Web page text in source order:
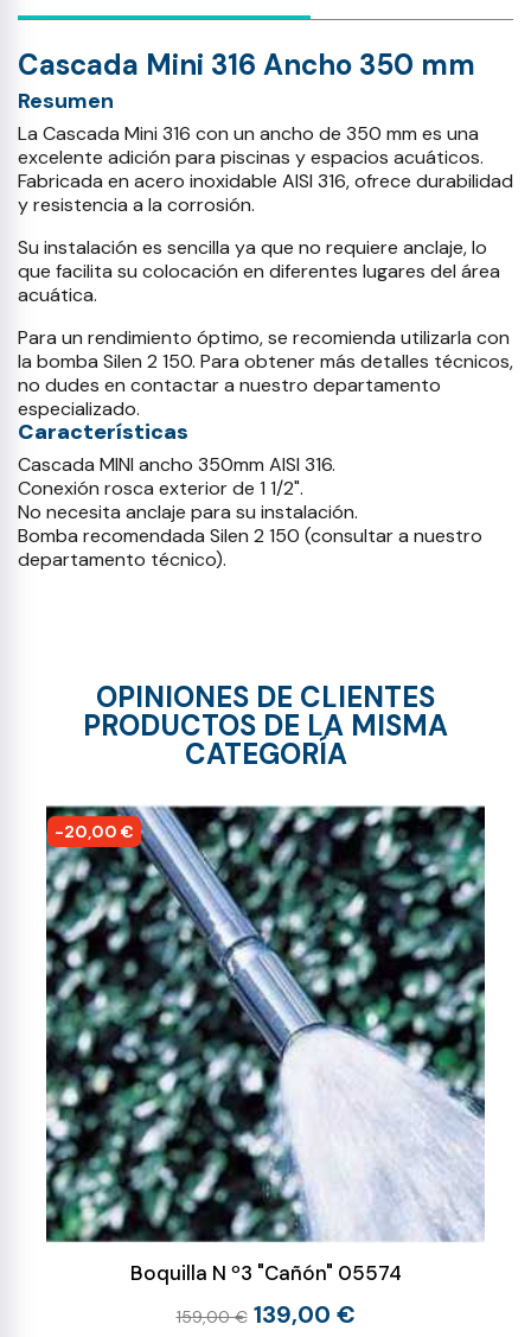
Cascada Mini 316 Ancho 350 mm
Resumen
La Cascada Mini 316 con un ancho de 350 mm es una
excelente adición para piscinas y espacios acuáticos.
Fabricada en acero inoxidable AISI 316, ofrece durabilidad
y resistencia a la corrosión.
Su instalación es sencilla ya que no requiere anclaje, lo
que facilita su colocación en diferentes lugares del área
acuática.
Para un rendimiento óptimo, se recomienda utilizarla con
la bomba Silen 2 150. Para obtener más detalles técnicos,
no dudes en contactar a nuestro departamento
especializado.
Características
Cascada MINI ancho 350mm AISI 316.
Conexión rosca exterior de 1 1/2".
No necesita anclaje para su instalación.
Bomba recomendada Silen 2 150 (consultar a nuestro
departamento técnico).
OPINIONES DE CLIENTES
PRODUCTOS DE LA MISMA
CATEGORÍA
-20,00 €
Boquilla N º3 "Cañón" 05574
159,00 € 139,00 €